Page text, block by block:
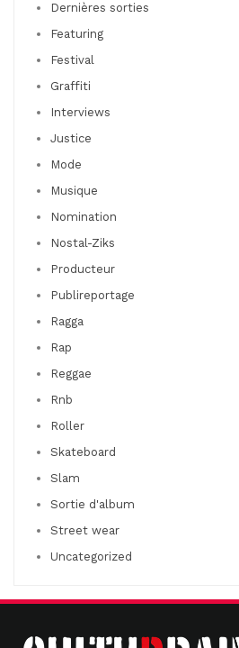
Dernières sorties
Featuring
Festival
Graffiti
Interviews
Justice
Mode
Musique
Nomination
Nostal-Ziks
Producteur
Publireportage
Ragga
Rap
Reggae
Rnb
Roller
Skateboard
Slam
Sortie d'album
Street wear
Uncategorized